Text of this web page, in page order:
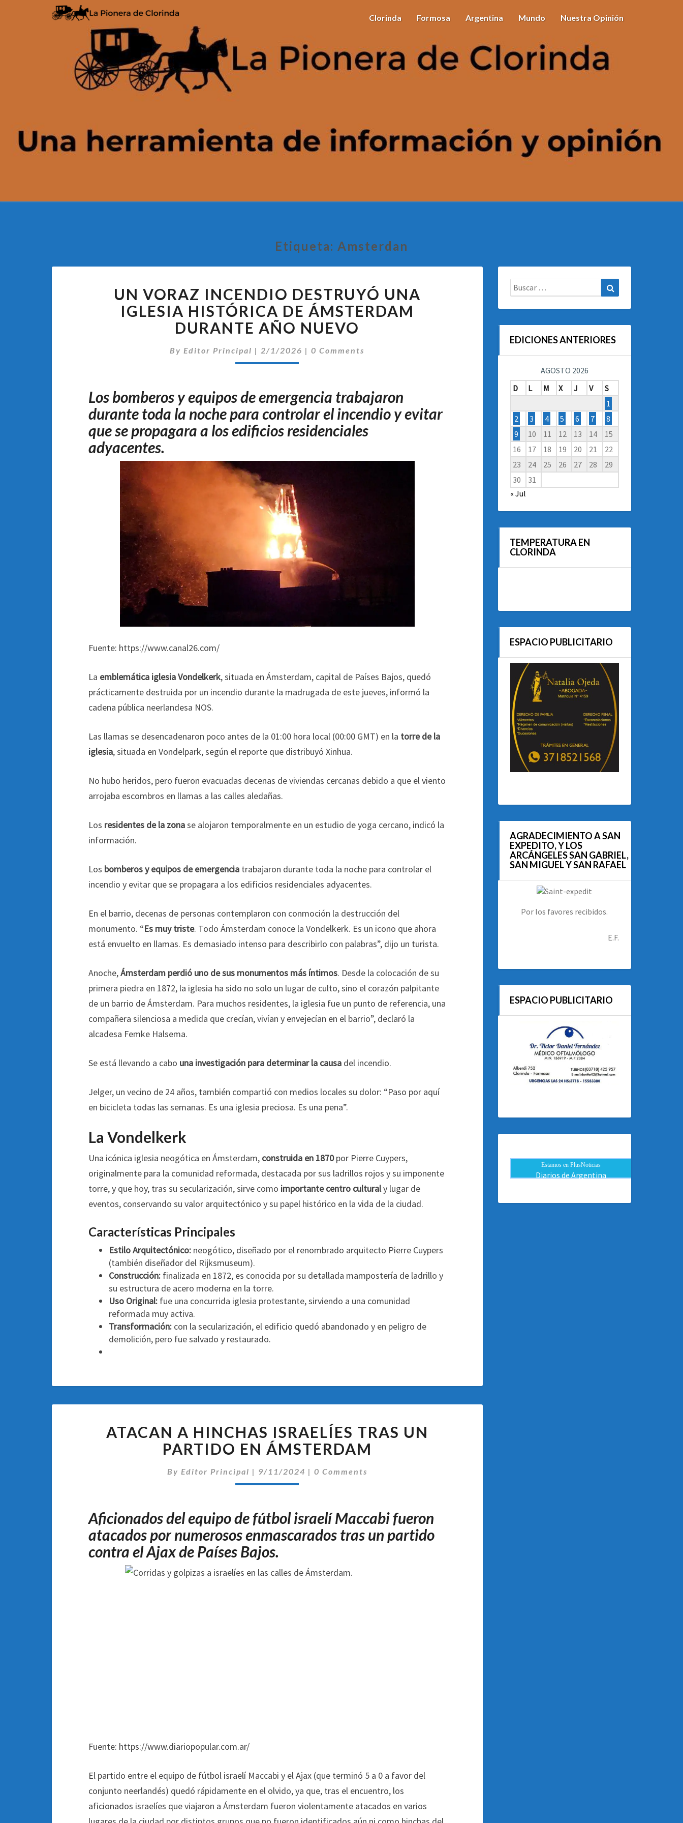
Clorinda Formosa Argentina Mundo Nuestra Opinión
Etiqueta: Amsterdan
VORAZ
INCENDIO
DESTRUYÓ
UNA
IGLESIA
HISTÓRICA
DURANTE
AÑO
NUEVO
UN VORAZ INCENDIO DESTRUYÓ UNA
IGLESIA HISTÓRICA DE ÁMSTERDAM
DURANTE AÑO NUEVO
ByEditor Principal | 2/1/2026 |Comentarios
0 Comments
Los bomberos y equipos de emergencia trabajaron
durante toda la noche para controlar el incendio y evitar
que se propagara a los edificios residenciales
adyacentes.
Fuente: https://www.canal26.com/
La emblemática iglesia Vondelkerk, situada en Ámsterdam, capital de Países Bajos, quedó
prácticamente destruida por un incendio durante la madrugada de este jueves, informó la
cadena pública neerlandesa NOS.
Las llamas se desencadenaron poco antes de la 01:00 hora local (00:00 GMT) en la torre de la
iglesia, situada en Vondelpark, según el reporte que distribuyó Xinhua.
No hubo heridos, pero fueron evacuadas decenas de viviendas cercanas debido a que el viento
arrojaba escombros en llamas a las calles aledañas.
Los residentes de la zonase alojaron temporalmente en un estudio de yoga cercano, indicó la
información.
Los bomberos y equipos de emergencia trabajaron durante toda la noche para controlar el
incendio y evitar que se propagara a los edificios residenciales adyacentes.
En el barrio, decenas de personas contemplaron con conmoción la destrucción del
monumento. “Es muy triste. Todo Ámsterdam conoce la Vondelkerk. Es un icono que ahora
está envuelto en llamas. Es demasiado intenso para describirlo con palabras”, dijo un turista.
Anoche,Ámsterdam perdió uno de sus monumentos más íntimos. Desde la colocación de su
primera piedra en 1872, la iglesia ha sido no solo un lugar de culto, sino el corazón palpitante
de un barrio de Ámsterdam. Para muchos residentes, la iglesia fue un punto de referencia, una
compañera silenciosa a medida que crecían, vivían y envejecían en el barrio”, declaró la
alcadesa Femke Halsema.
Se está llevando a cabo una investigación para determinar la causa del incendio.
Jelger, un vecino de 24 años, también compartió con medios locales su dolor: “Paso por aquí
en bicicleta todas las semanas. Es una iglesia preciosa. Es una pena”.
La Vondelkerk
Una icónica iglesia neogótica en Ámsterdam, construida en 1870por Pierre Cuypers,
originalmente para la comunidad reformada, destacada por sus ladrillos rojos y su imponente
torre, y que hoy, tras su secularización, sirve como importante centro culturaly lugar de
eventos, conservando su valor arquitectónico y su papel histórico en la vida de la ciudad.
Características Principales
Estilo Arquitectónico: neogótico, diseñado por el renombrado arquitecto Pierre Cuypers
(también diseñador del Rijksmuseum).
Construcción: finalizada en 1872, es conocida por su detallada mampostería de ladrillo y
su estructura de acero moderna en la torre.
Uso Original: fue una concurrida iglesia protestante, sirviendo a una comunidad
reformada muy activa.
Transformación: con la secularización, el edificio quedó abandonado y en peligro de
demolición, pero fue salvado y restaurado.
A
HINCHAS
ISRAELÍES
TRAS
UN
ÁMSTERDAM
ATACAN A HINCHAS ISRAELÍES TRAS UN
PARTIDO EN ÁMSTERDAM
By Editor Principal | 9/11/2024 | Comentarios
0 Comments
Aficionados del equipo de fútbol israelí Maccabi fueron
atacados por numerosos enmascarados tras un partido
contra el Ajax de Países Bajos.
Fuente: https://www.diariopopular.com.ar/
El partido entre el equipo de fútbol israelí Maccabi y el Ajax (que terminó 5 a 0 a favor del
conjunto neerlandés) quedó rápidamente en el olvido, ya que, tras el encuentro, los
aficionados israelíes que viajaron a Ámsterdam fueron violentamente atacados en varios
Buscar:
EDICIONES ANTERIORES
AGOSTO 2026
D
L M X J V
S
1
2
3 4 5 6 7
8
9
10 11 12 13 14
15
16
17 18 19 20 21
22
23
24 25 26 27 28
29
30
31
« Jul
TEMPERATURA EN
CLORINDA
ESPACIO PUBLICITARIO
AGRADECIMIENTO A SAN
EXPEDITO, Y LOS
ARCÁNGELES SAN GABRIEL,
SAN MIGUEL Y SAN RAFAEL
Por los favores recibidos.
E.F.
ESPACIO PUBLICITARIO
Estamos en PlusNoticias
Diarios de Argentina